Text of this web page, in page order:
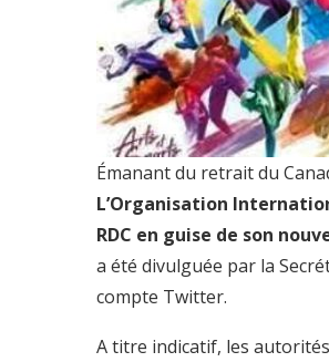
Émanant du retrait du
L’Organisation
RDC en guise de son
a été divulguée par la
compte Twitter.
A titre indicatif, les